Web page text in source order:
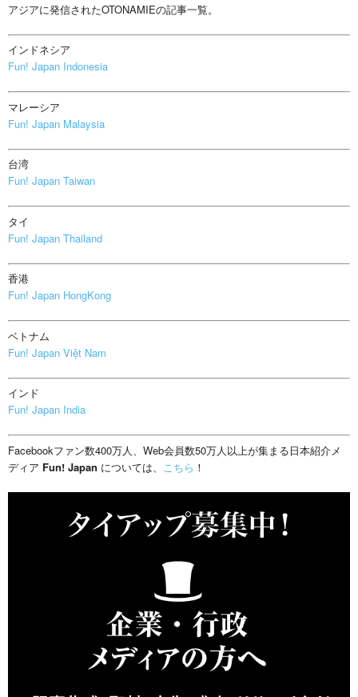
アジアに発信されたOTONAMIEの記事一覧。
インドネシア
Fun! Japan Indonesia
マレーシア
Fun! Japan Malaysia
台湾
Fun! Japan Taiwan
タイ
Fun! Japan Thailand
香港
Fun! Japan HongKong
ベトナム
Fun! Japan Việt Nam
インド
Fun! Japan India
Facebookファン数400万人、Web会員数50万人以上が集まる日本紹介メ
ディア Fun! Japan については、 こちら ！